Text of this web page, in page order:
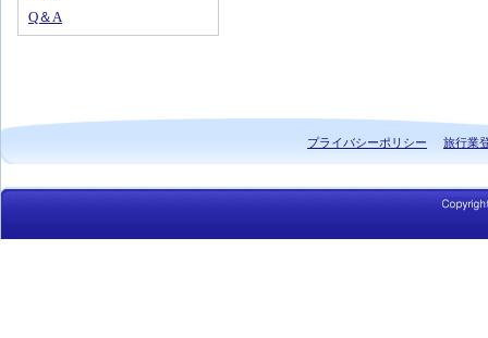
Q＆A
プライバシーポリシー 旅行業